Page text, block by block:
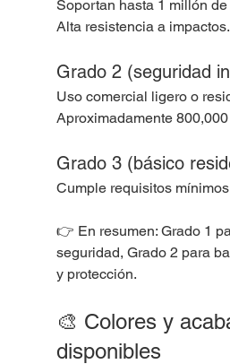
Soportan hasta 1 millón
Alta resistencia a impactos.
Grado 2 (seguridad
Uso comercial ligero o
Aproximadamente
Grado 3 (básico
Cumple requisitos
👉 En resumen: Grado 1
seguridad, Grado 2 para
y protección.
🎨 Colores y
disponibles